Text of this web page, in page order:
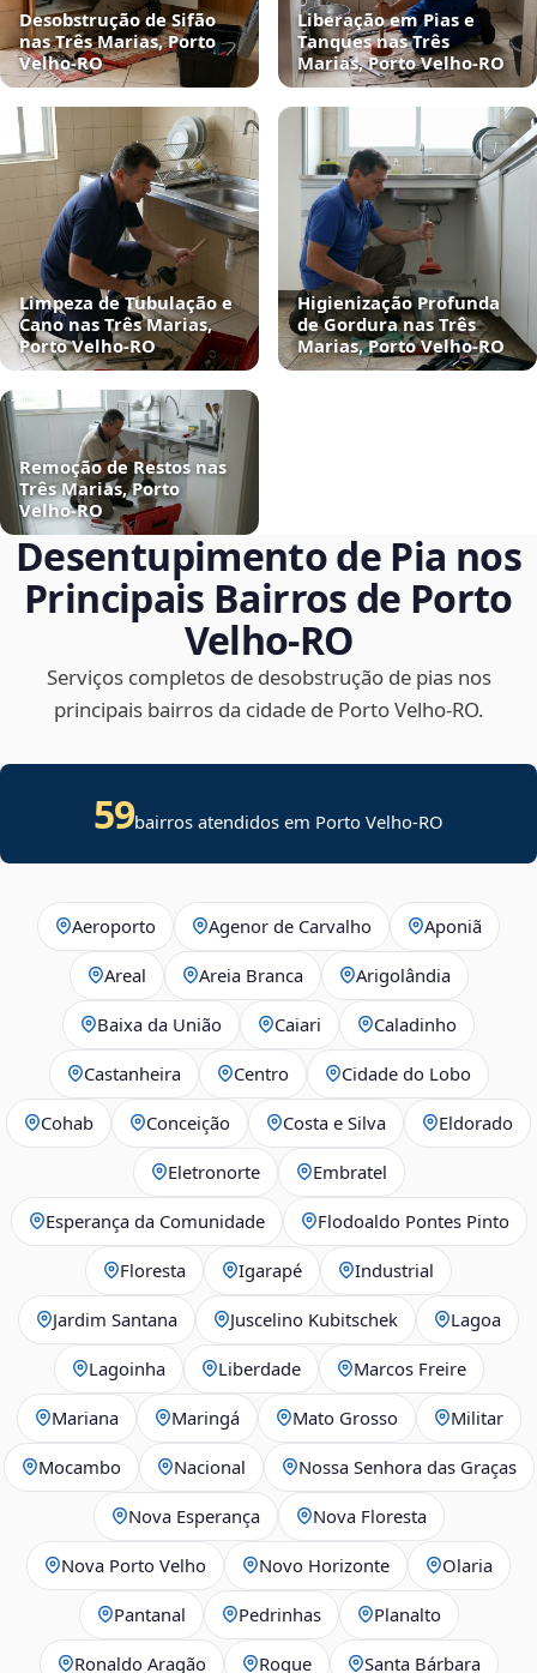
Desobstrução de Sifão
nas Três Marias, Porto
Velho‑RO
Liberação em Pias e
Tanques nas Três
Marias, Porto Velho‑RO
Limpeza de Tubulação e
Cano nas Três Marias,
Porto Velho‑RO
Higienização Profunda
de Gordura nas Três
Marias, Porto Velho‑RO
Remoção de Restos nas
Três Marias, Porto
Velho‑RO
Desentupimento de Pia nos
Principais Bairros de Porto
Velho‑RO
Serviços completos de desobstrução de pias nos
principais bairros da cidade de Porto Velho‑RO.
59bairros atendidos em Porto Velho-RO
Aeroporto Agenor de Carvalho Aponiã
Areal Areia Branca Arigolândia
Baixa da União Caiari Caladinho
Castanheira Centro Cidade do Lobo
Cohab Conceição Costa e Silva Eldorado
Eletronorte Embratel
Esperança da Comunidade Flodoaldo Pontes Pinto
Floresta Igarapé Industrial
Jardim Santana Juscelino Kubitschek Lagoa
Lagoinha Liberdade Marcos Freire
Mariana Maringá Mato Grosso Militar
Mocambo Nacional Nossa Senhora das Graças
Nova Esperança Nova Floresta
Nova Porto Velho Novo Horizonte Olaria
Pantanal Pedrinhas Planalto
Ronaldo Aragão Roque Santa Bárbara